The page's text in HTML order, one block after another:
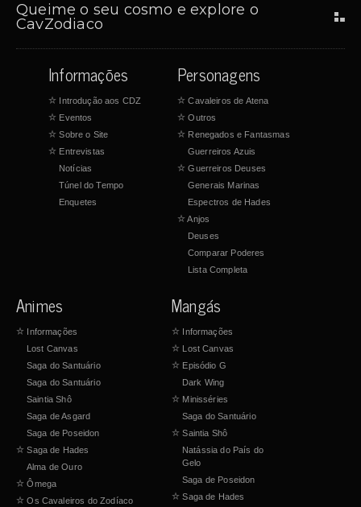
Queime o seu cosmo e explore o
CavZodiaco
Informações
☆ Introdução aos CDZ
☆ Eventos
☆ Sobre o Site
☆ Entrevistas
Notícias
Túnel do Tempo
Enquetes
Personagens
☆ Cavaleiros de Atena
☆ Outros
☆ Renegados e Fantasmas
Guerreiros Azuis
☆ Guerreiros Deuses
Generais Marinas
Espectros de Hades
☆Anjos
Deuses
Comparar Poderes
Lista Completa
Animes
☆ Informações
Lost Canvas
Saga do Santuário
Saga do Santuário
Saintia Shô
Saga de Asgard
Saga de Poseidon
☆ Saga de Hades
Alma de Ouro
☆ Ômega
☆ Os Cavaleiros do Zodíaco
Mangás
☆ Informações
☆ Lost Canvas
☆ Episódio G
Dark Wing
☆ Minisséries
Saga do Santuário
☆ Saintia Shô
Natássia do País do
Gelo
Saga de Poseidon
☆ Saga de Hades